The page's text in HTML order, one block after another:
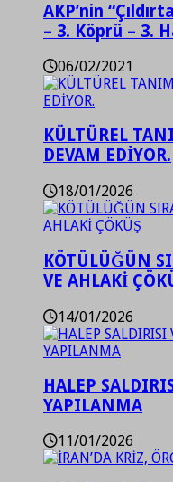
AKP’nin
– 3. Köprü – 3.
06/02/2021
KÜLTÜREL
DEVAM EDİYOR.
18/01/2026
KÖTÜLÜĞÜN
VE AHLAKİ
14/01/2026
HALEP
YAPILANMA
11/01/2026